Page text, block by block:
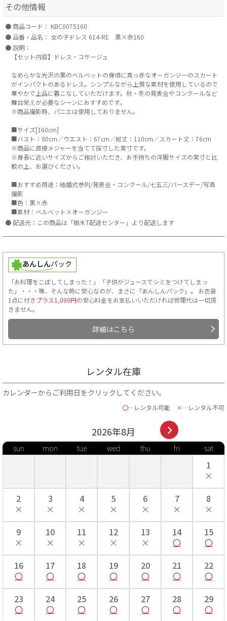
その他情報
商品コード： KBC0075160
品番・品名： 女の子ドレス 614-RE 黒×赤160
説明：
【セット内容】ドレス・コサージュ
なめらかな光沢の黒のベルベットの身頃に真っ赤なオーガンジーのスカート
がインパクトのあるドレス。シンプルながら上質な素材を使用しているので
華やかで上品に着こなしていただけます。秋・冬の発表会やコンクールなど
舞台栄えが必要なシーンにおすすめです。
※商品撮影時、パニエは使用しておりません。
■サイズ[160cm]
■バスト：80cm／ウエスト：67cm／総丈：110cm／スカート丈：76cm
※商品に直接メジャーを当てて採寸した実寸です。
※身長に近いサイズからご検討いただき、お手持ちの洋服サイズの実寸と比
較の上、お選びください。
■おすすめ用途：結婚式参列/発表会・コンクール/七五三/バースデー/写真
撮影
■色：黒×赤
■素材：ベルベット×オーガンジー
配送元：この商品は「栃木T配送センター」より配送します
「お料理をこぼしてしまった！」「子供がジュースでシミをつけてしまっ
た」・・・等、そんな時に安心なのが、まさに「あんしんパック」。 お衣装
1点に付きプラス1,000円の安心料金をお支払いいただければ修理代は一切頂
きません。
詳細はこちら
レンタル在庫
カレンダーからご利用日をクリックしてください。
〇…レンタル可能 ×…レンタル不可
2026年8月
sun mon tue wed thu fri sat
1
2 3 4 5 6 7 8
9 10 11 12 13 14 15
16 17 18 19 20 21 22
23 24 25 26 27 28 29